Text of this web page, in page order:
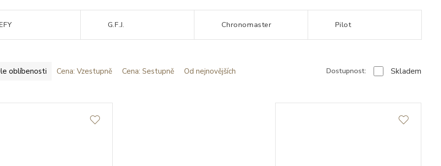
G.F.J. Chronomaster Pilot
oblíbenosti Cena: Vzestupně Cena: Sestupně Od nejnovějších Dostupnost: Skladem